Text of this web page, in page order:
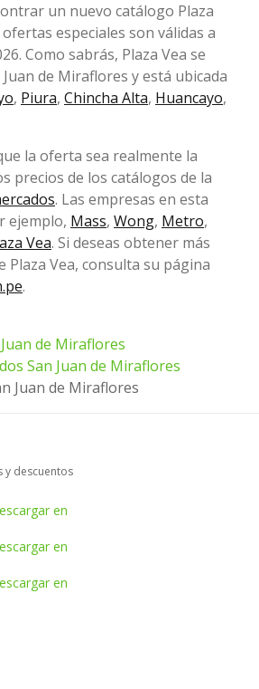
un nuevo catálogo Plaza
ofertas especiales son válidas a
Como sabrás, Plaza Vea se
de Miraflores y está ubicada
, Piura, Chincha Alta, Huancayo,
la oferta sea realmente la
precios de los catálogos de la
. Las empresas en esta
ejemplo, Mass, Wong, Metro,
Vea. Si deseas obtener más
Vea, consulta su página
.
de Miraflores
San Juan de Miraflores
Juan de Miraflores
y descuentos
en
en
en